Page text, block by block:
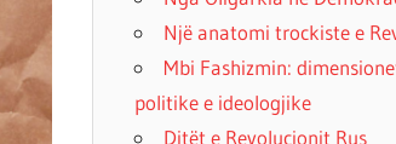
Një anatomi trockiste e
Mbi Fashizmin:
politike e ideologjike
Ditët e Revolucionit Rus